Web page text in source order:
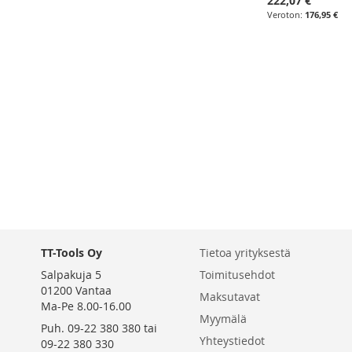
176,95 €
TT-Tools Oy
Salpakuja 5
01200 Vantaa
Ma-Pe 8.00-16.00
Puh. 09-22 380 380 tai
09-22 380 330
Tietoa yrityksestä
Toimitusehdot
Maksutavat
Myymälä
Yhteystiedot